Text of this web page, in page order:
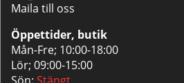
Maila till oss
Öppettider, butik
Mån-Fre; 10:00-18:00
Lör; 09:00-15:00